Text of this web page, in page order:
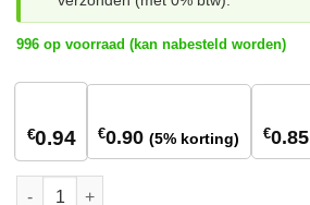
996 op voorraad (kan nabesteld worden)
€0.94 €0.90 (5% korting) €0.85
Blubase Connect frictiemat PVC aantal